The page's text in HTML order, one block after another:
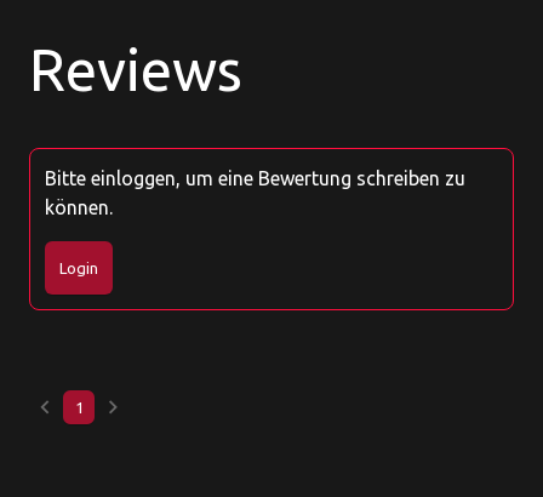
Reviews
Bitte einloggen, um eine Bewertung schreiben zu
können.
Login
keyboard_arrow_left 1 keyboard_arrow_right